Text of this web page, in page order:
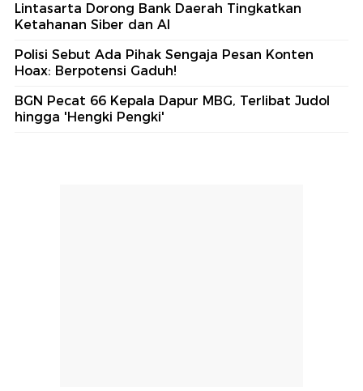
Lintasarta Dorong Bank Daerah Tingkatkan
Ketahanan Siber dan AI
Polisi Sebut Ada Pihak Sengaja Pesan Konten
Hoax: Berpotensi Gaduh!
BGN Pecat 66 Kepala Dapur MBG, Terlibat Judol
hingga 'Hengki Pengki'